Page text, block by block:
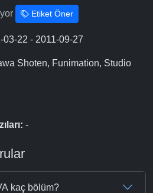
Etiket Öner
03-22 - 2011-09-27
Shoten, Funimation, Studio
-
kaç bölüm?